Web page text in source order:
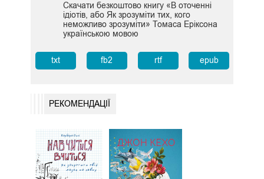
Скачати безкоштово книгу «В оточенні
ідіотів, або Як зрозуміти тих, кого
неможливо зрозуміти» Томаса Еріксона
українською мовою
txt fb2 rtf epub
РЕКОМЕНДАЦІЇ